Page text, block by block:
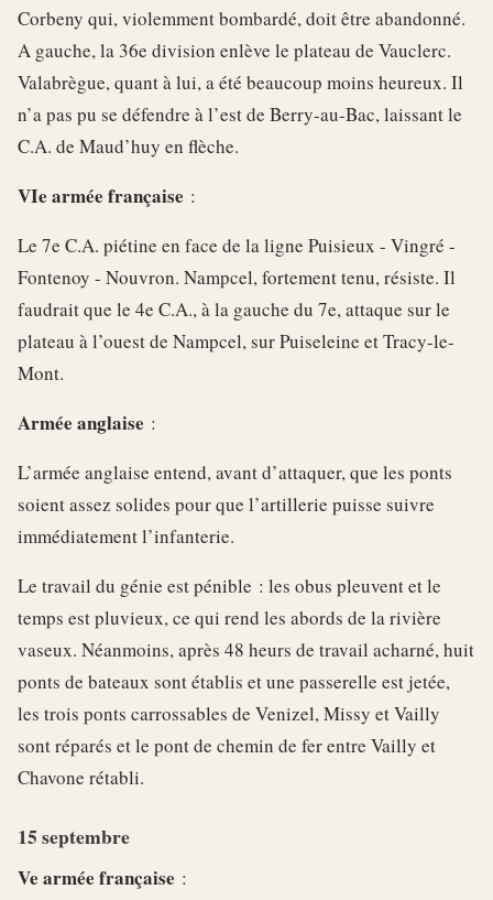
Corbeny qui, violemment bombardé, doit être abandonné.
A gauche, la 36e division enlève le plateau de Vauclerc.
Valabrègue, quant à lui, a été beaucoup moins heureux. Il
n’a pas pu se défendre à l’est de Berry-au-Bac, laissant le
C.A. de Maud’huy en flèche.
VIe armée française :
Le 7e C.A. piétine en face de la ligne Puisieux - Vingré -
Fontenoy - Nouvron. Nampcel, fortement tenu, résiste. Il
faudrait que le 4e C.A., à la gauche du 7e, attaque sur le
plateau à l’ouest de Nampcel, sur Puiseleine et Tracy-le-
Mont.
Armée anglaise :
L’armée anglaise entend, avant d’attaquer, que les ponts
soient assez solides pour que l’artillerie puisse suivre
immédiatement l’infanterie.
Le travail du génie est pénible : les obus pleuvent et le
temps est pluvieux, ce qui rend les abords de la rivière
vaseux. Néanmoins, après 48 heurs de travail acharné, huit
ponts de bateaux sont établis et une passerelle est jetée,
les trois ponts carrossables de Venizel, Missy et Vailly
sont réparés et le pont de chemin de fer entre Vailly et
Chavone rétabli.
15 septembre
Ve armée française :